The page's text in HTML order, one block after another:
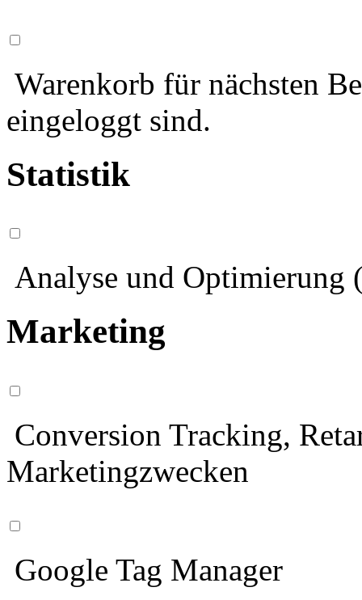
Warenkorb für nächsten
eingeloggt sind.
Statistik
Analyse und Optimierung
Marketing
Conversion Tracking,
Marketingzwecken
Google Tag Manager